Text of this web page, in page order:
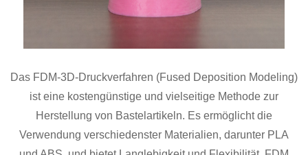
Das FDM-3D-Druckverfahren (Fused Deposition Modeling)
ist eine kostengünstige und vielseitige Methode zur
Herstellung von Bastelartikeln. Es ermöglicht die
Verwendung verschiedenster Materialien, darunter PLA